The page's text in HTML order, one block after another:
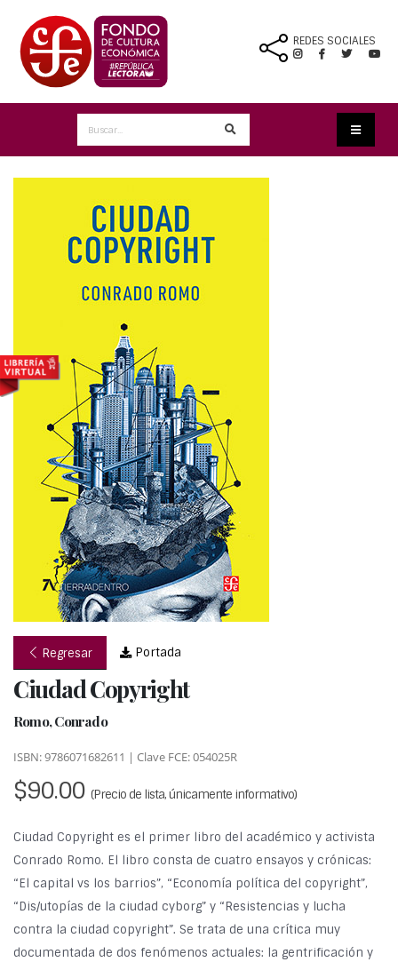
REDES SOCIALES
Regresar Portada
Ciudad Copyright
Romo, Conrado
ISBN: 9786071682611 | Clave FCE: 054025R
$90.00 (Precio de lista, únicamente informativo)
Ciudad Copyright es el primer libro del académico y activista
Conrado Romo. El libro consta de cuatro ensayos y crónicas:
“El capital vs los barrios”, “Economía política del copyright”,
“Dis/utopías de la ciudad cyborg” y “Resistencias y lucha
contra la ciudad copyright”. Se trata de una crítica muy
documentada de dos fenómenos actuales: la gentrificación y